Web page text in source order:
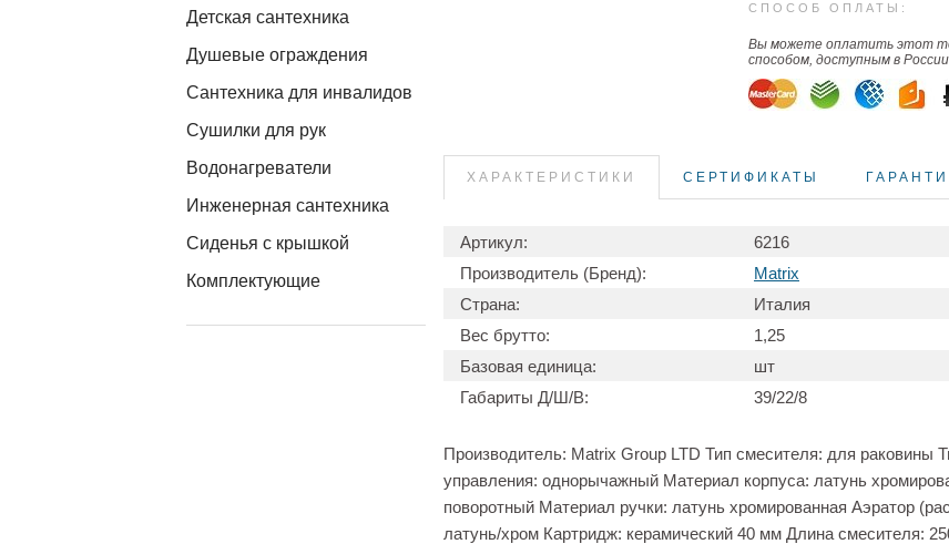
Детская сантехника
Душевые ограждения
Сантехника для инвалидов
Сушилки для рук
Водонагреватели
Инженерная сантехника
Сиденья с крышкой
Комплектующие
СПОСОБ ОПЛАТЫ:
Вы можете оплатить этот
способом, доступным в
ХАРАКТЕРИСТИКИ СЕРТИФИКАТЫ
Артикул:
6216
Производитель (Бренд):
Matrix
Страна:
Италия
Вес брутто:
1,25
Базовая единица:
шт
Габариты Д/Ш/В:
39/22/8
Производитель: Matrix Group LTD Тип смесителя: для раковины
управления: однорычажный Материал корпуса: латунь
поворотный Материал ручки: латунь хромированная Аэратор
латунь/хром Картридж: керамический 40 мм Длина смесителя: